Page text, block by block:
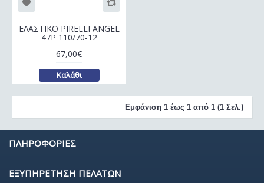
ΕΛΑΣΤΙΚΟ PIRELLI ANGEL
47P 110/70-12
67,00€
Καλάθι
Εμφάνιση 1 έως 1 από 1 (1 Σελ.)
ΠΛΗΡΟΦΟΡΙΕΣ
ΕΞΥΠΗΡΕΤΗΣΗ ΠΕΛΑΤΩΝ